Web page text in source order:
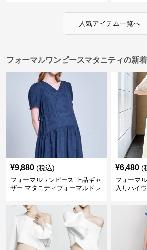
人気アイテム一覧へ
フォーマルワンピースマタニティの新
¥9,880 (税込)
フォーマルワンピース 上品ギャ
ザー マタニティフォーマルドレ
¥6,480 (
フォーマ
入りハイ